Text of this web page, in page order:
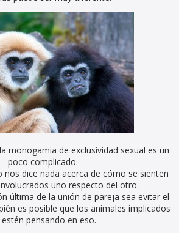
monogamia de exclusividad sexual es un
poco complicado.
nos dice nada acerca de cómo se sienten
uno respecto del otro.
última de la unión de pareja sea evitar el
es posible que los animales implicados
pensando en eso.